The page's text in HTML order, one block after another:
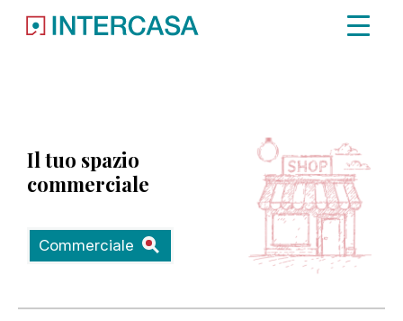
Il tuo spazio
commerciale
Commerciale